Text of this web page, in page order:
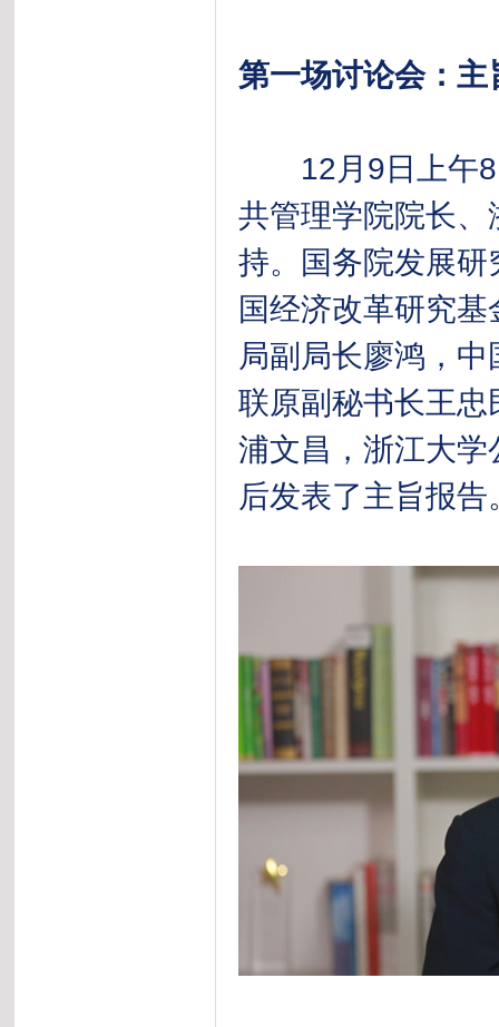
第一场讨论会：主
12月9日上午
共管理学院院长
持。国务院发展
国经济改革研究
局副局长廖鸿，
联原副秘书长王
浦文昌，浙江大学
后发表了主旨报告